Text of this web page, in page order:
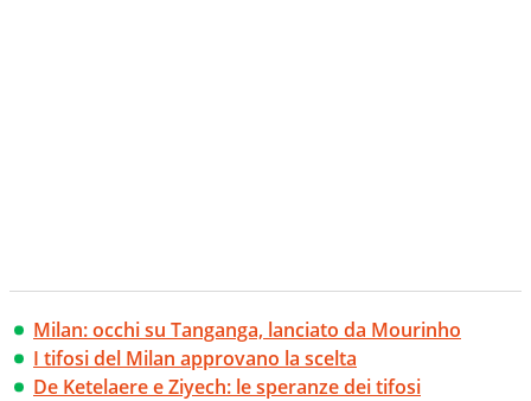
Milan: occhi su Tanganga, lanciato da Mourinho
I tifosi del Milan approvano la scelta
De Ketelaere e Ziyech: le speranze dei tifosi